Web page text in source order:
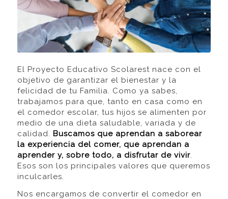
El Proyecto Educativo Scolarest nace con el
objetivo de garantizar el bienestar y la
felicidad de tu Familia. Como ya sabes,
trabajamos para que, tanto en casa como en
el comedor escolar, tus hijos se alimenten por
medio de una dieta saludable, variada y de
calidad. Buscamos que aprendan a saborear
la experiencia del comer, que aprendan a
aprender y, sobre todo, a disfrutar de vivir.
Esos son los principales valores que queremos
inculcarles.
Nos encargamos de convertir el comedor en